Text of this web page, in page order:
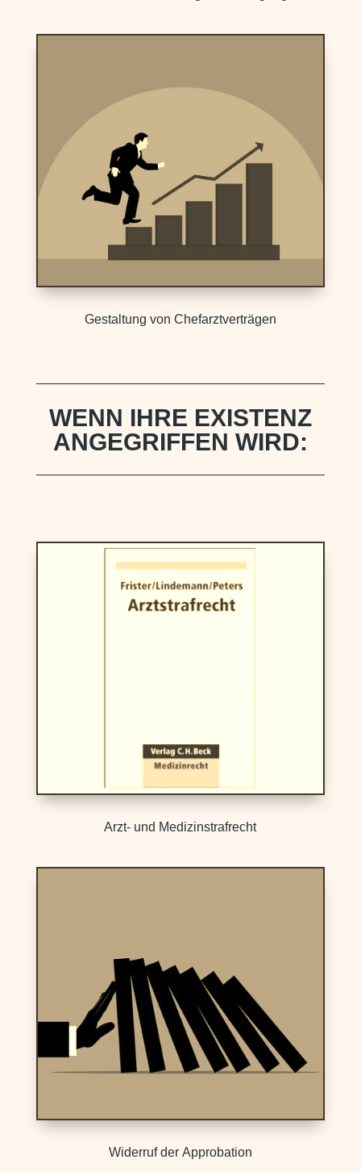
Gestaltung von Chefarztverträgen
WENN IHRE EXISTENZ
ANGEGRIFFEN WIRD:
Arzt- und Medizinstrafrecht
Widerruf der Approbation